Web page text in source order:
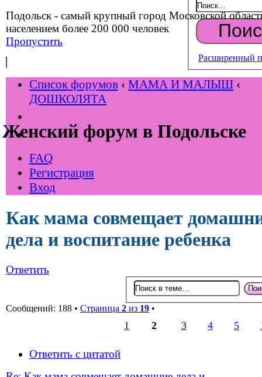
Подольск - самый крупный город Московской
населением более 200 000 человек
Пропустить
Женский форум в Подольске
Расширенный
Список форумов ‹ МАМА И МАЛЫШ ‹
ДОШКОЛЯТА
FAQ
Регистрация
Вход
Как мама совмещает
дела и воспитание ребенка
Ответить
Сообщений: 188 • Страница 2 из 19 •
1 2 3 4 5
Ответить с цитатой